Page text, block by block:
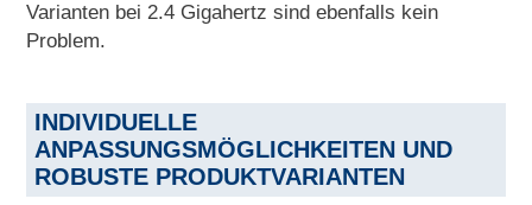
Varianten bei 2.4 Gigahertz sind ebenfalls kein
Problem.
INDIVIDUELLE
ANPASSUNGSMÖGLICHKEITEN UND
ROBUSTE PRODUKTVARIANTEN